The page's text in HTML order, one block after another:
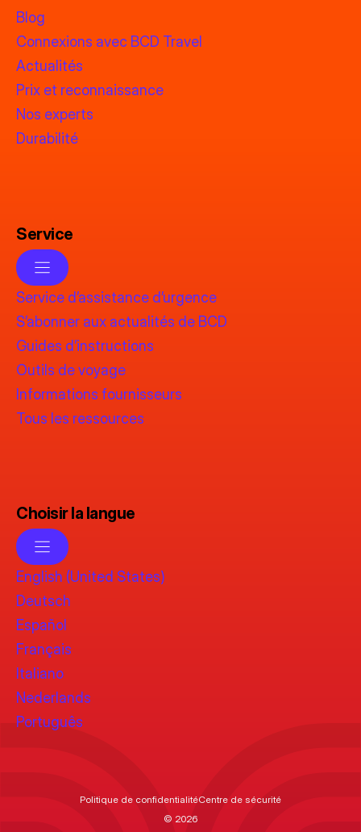
Blog
Connexions avec BCD Travel
Actualités
Prix et reconnaissance
Nos experts
Durabilité
Service
Service d’assistance d’urgence
S’abonner aux actualités de BCD
Guides d’instructions
Outils de voyage
Informations fournisseurs
Tous les ressources
Choisir la langue
English (United States)
Deutsch
Español
Français
Italiano
Nederlands
Português
© 2026
Politique de confidentialitéCentre de sécurité